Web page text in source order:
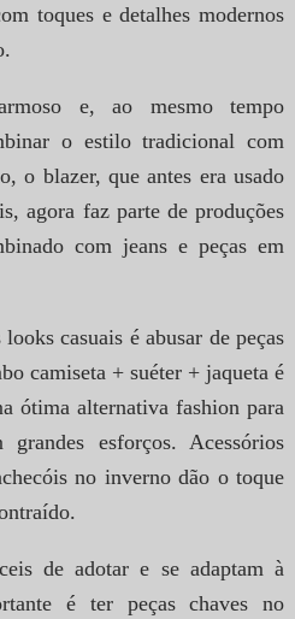
toques e detalhes modernos
e, ao mesmo tempo
o estilo tradicional com
o blazer, que antes era usado
agora faz parte de produções
com jeans e peças em
casuais é abusar de peças
camiseta + suéter + jaqueta é
ótima alternativa fashion para
esforços. Acessórios
no inverno dão o toque
de adotar e se adaptam à
é ter peças chaves no